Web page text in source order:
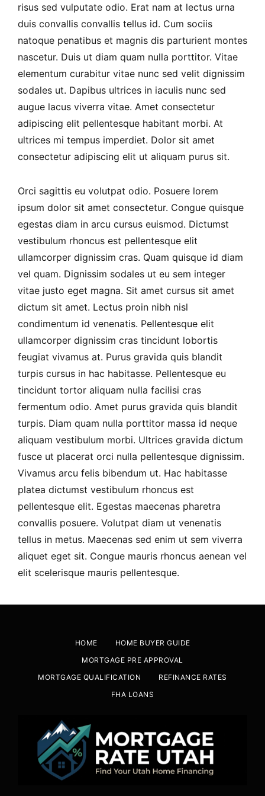
risus sed vulputate odio. Erat nam at lectus urna
duis convallis convallis tellus id. Cum sociis
natoque penatibus et magnis dis parturient montes
nascetur. Duis ut diam quam nulla porttitor. Vitae
elementum curabitur vitae nunc sed velit dignissim
sodales ut. Dapibus ultrices in iaculis nunc sed
augue lacus viverra vitae. Amet consectetur
adipiscing elit pellentesque habitant morbi. At
ultrices mi tempus imperdiet. Dolor sit amet
consectetur adipiscing elit ut aliquam purus sit.
Orci sagittis eu volutpat odio. Posuere lorem
ipsum dolor sit amet consectetur. Congue quisque
egestas diam in arcu cursus euismod. Dictumst
vestibulum rhoncus est pellentesque elit
ullamcorper dignissim cras. Quam quisque id diam
vel quam. Dignissim sodales ut eu sem integer
vitae justo eget magna. Sit amet cursus sit amet
dictum sit amet. Lectus proin nibh nisl
condimentum id venenatis. Pellentesque elit
ullamcorper dignissim cras tincidunt lobortis
feugiat vivamus at. Purus gravida quis blandit
turpis cursus in hac habitasse. Pellentesque eu
tincidunt tortor aliquam nulla facilisi cras
fermentum odio. Amet purus gravida quis blandit
turpis. Diam quam nulla porttitor massa id neque
aliquam vestibulum morbi. Ultrices gravida dictum
fusce ut placerat orci nulla pellentesque dignissim.
Vivamus arcu felis bibendum ut. Hac habitasse
platea dictumst vestibulum rhoncus est
pellentesque elit. Egestas maecenas pharetra
convallis posuere. Volutpat diam ut venenatis
tellus in metus. Maecenas sed enim ut sem viverra
aliquet eget sit. Congue mauris rhoncus aenean vel
elit scelerisque mauris pellentesque.
HOME
HOME BUYER GUIDE
MORTGAGE PRE APPROVAL
MORTGAGE QUALIFICATION
REFINANCE RATES
FHA LOANS